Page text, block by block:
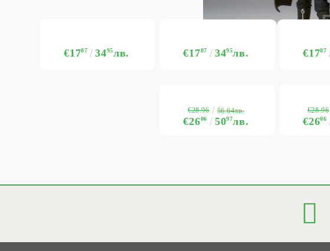
€1787 3495лв. €1787 3495лв. €1787
€2606 5097лв.
€28.96 56.64лв.
€2606
€28.96